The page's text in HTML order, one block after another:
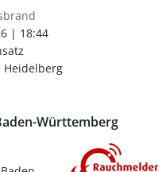
| 18:44
Heidelberg
Württemberg